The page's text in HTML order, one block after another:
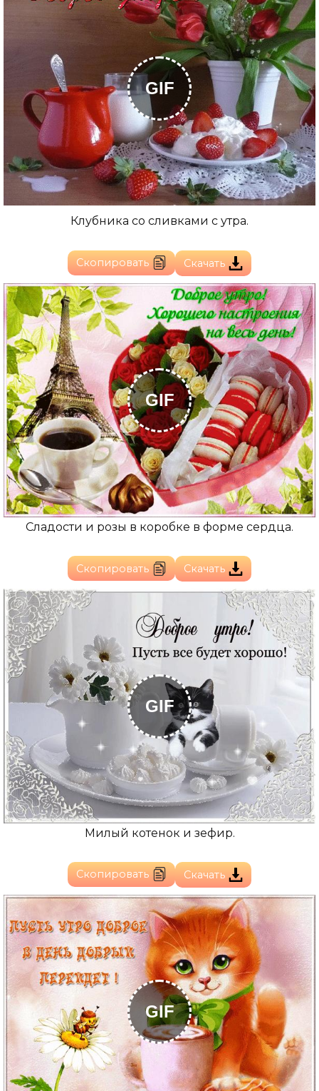
GIF
Клубника со сливками с утра.
Скопировать Скачать
GIF
Сладости и розы в коробке в форме сердца.
Скопировать Скачать
GIF
Милый котенок и зефир.
Скопировать Скачать
GIF